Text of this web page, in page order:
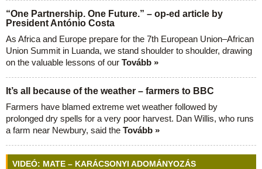
“One Partnership. One Future.” – op-ed article by
President António Costa
As Africa and Europe prepare for the 7th European Union–African
Union Summit in Luanda, we stand shoulder to shoulder, drawing
on the valuable lessons of our Tovább »
It’s all because of the weather – farmers to BBC
Farmers have blamed extreme wet weather followed by
prolonged dry spells for a very poor harvest. Dan Willis, who runs
a farm near Newbury, said the Tovább »
VIDEÓ: MATE – KARÁCSONYI ADOMÁNYOZÁS